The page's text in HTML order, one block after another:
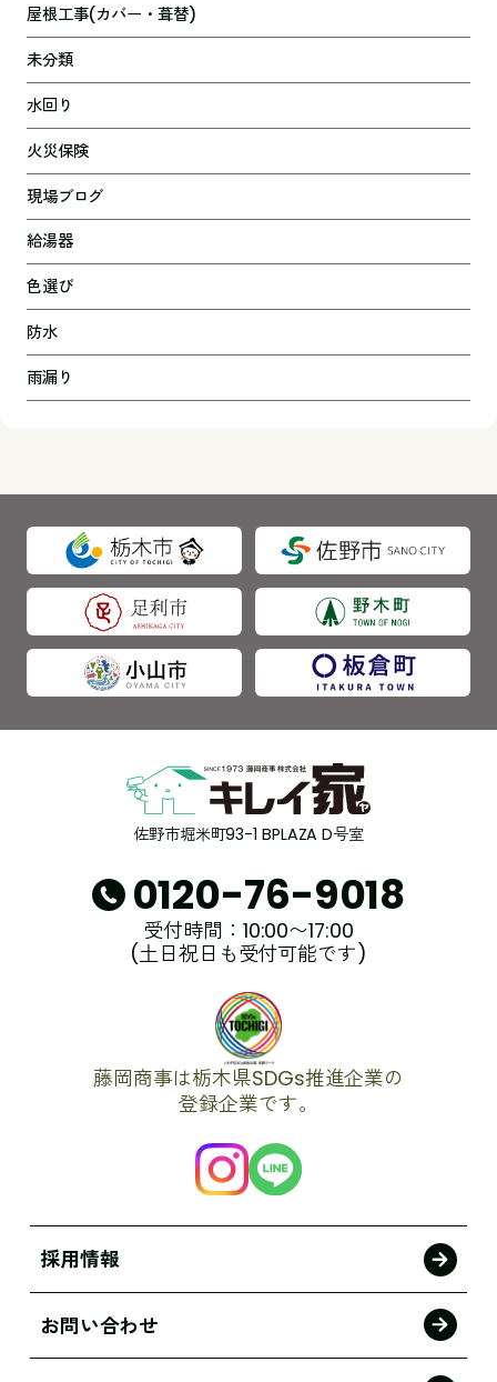
屋根工事(カバー・葺替)
未分類
水回り
火災保険
現場ブログ
給湯器
色選び
防水
雨漏り
佐野市堀米町93-1 BPLAZA D号室
0120-76-9018
受付時間：10:00〜17:00
(土日祝日も受付可能です)
藤岡商事は栃木県SDGs推進企業の
登録企業です。
採用情報
お問い合わせ